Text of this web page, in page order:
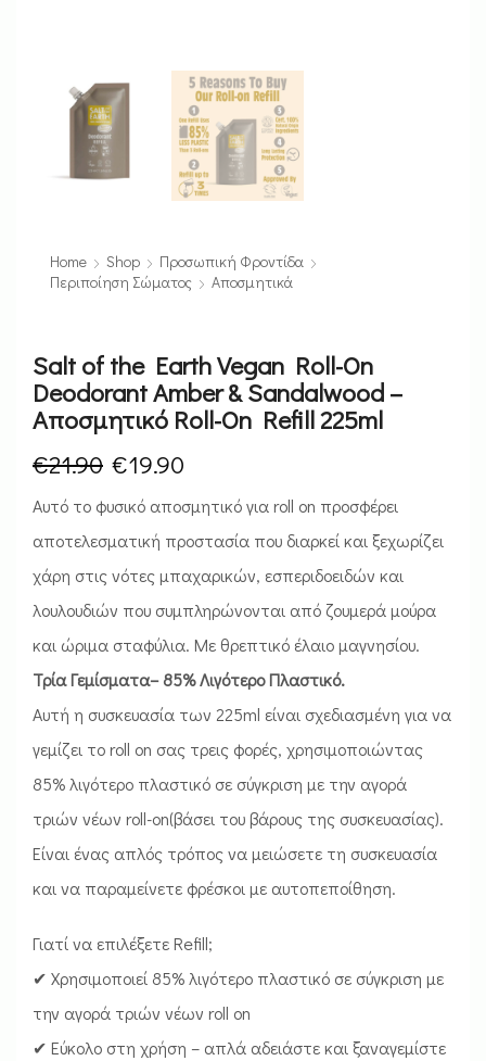
Home Shop
Προσωπική Φροντίδα
Περιποίηση Σώματος
Αποσμητικά
Salt of the Earth Vegan Roll-On
Deodorant Amber & Sandalwood –
Αποσμητικό Roll-On Refill 225ml
€21.90 €19.90
Αυτό το φυσικό αποσμητικό για roll on προσφέρει
αποτελεσματική προστασία που διαρκεί και ξεχωρίζει
χάρη στις νότες μπαχαρικών, εσπεριδοειδών και
λουλουδιών που συμπληρώνονται από ζουμερά μούρα
και ώριμα σταφύλια. Με θρεπτικό έλαιο μαγνησίου.
Τρία Γεμίσματα– 85% Λιγότερο Πλαστικό.
Αυτή η συσκευασία των 225ml είναι σχεδιασμένη για να
γεμίζει το roll on σας τρεις φορές, χρησιμοποιώντας
85% λιγότερο πλαστικό σε σύγκριση με την αγορά
τριών νέων roll-on(βάσει του βάρους της συσκευασίας).
Είναι ένας απλός τρόπος να μειώσετε τη συσκευασία
και να παραμείνετε φρέσκοι με αυτοπεποίθηση.
Γιατί να επιλέξετε Refill;
✔ Χρησιμοποιεί 85% λιγότερο πλαστικό σε σύγκριση με
την αγορά τριών νέων roll on
✔ Εύκολο στη χρήση – απλά αδειάστε και ξαναγεμίστε